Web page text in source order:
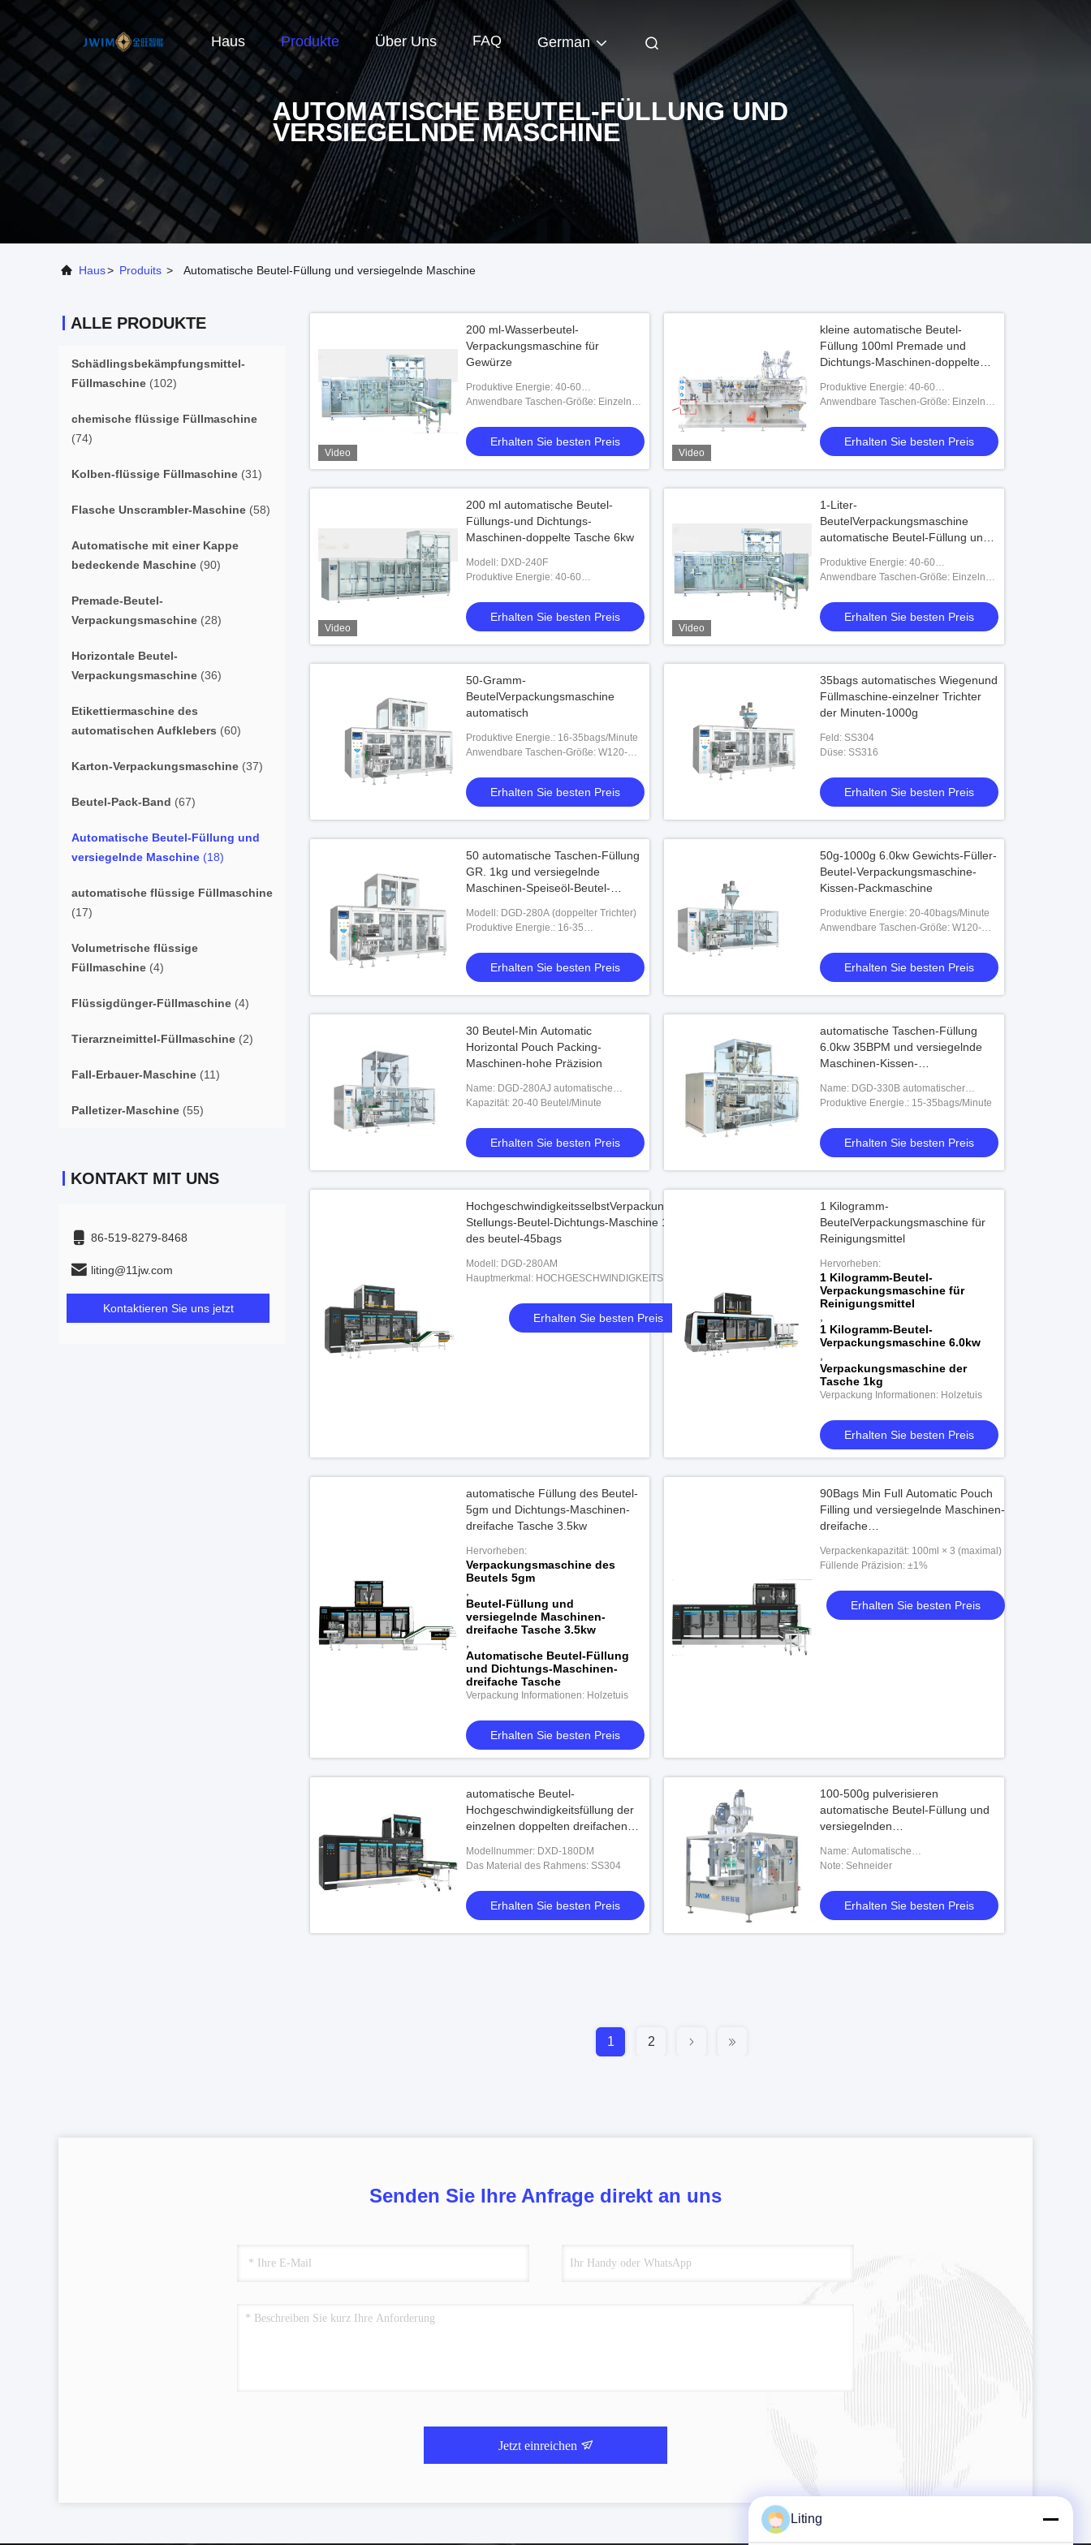
Haus Produkte Über Uns FAQ German
AUTOMATISCHE BEUTEL-FÜLLUNG UND
VERSIEGELNDE MASCHINE
Haus> Produits > Automatische Beutel-Füllung und versiegelnde Maschine
ALLE PRODUKTE
Schädlingsbekämpfungsmittel-
Füllmaschine (102)
chemische flüssige Füllmaschine
(74)
Kolben-flüssige Füllmaschine (31)
Flasche Unscrambler-Maschine (58)
Automatische mit einer Kappe
bedeckende Maschine (90)
Premade-Beutel-
Verpackungsmaschine (28)
Horizontale Beutel-
Verpackungsmaschine (36)
Etikettiermaschine des
automatischen Aufklebers (60)
Karton-Verpackungsmaschine (37)
Beutel-Pack-Band (67)
Automatische Beutel-Füllung und
versiegelnde Maschine (18)
automatische flüssige Füllmaschine
(17)
Volumetrische flüssige
Füllmaschine (4)
Flüssigdünger-Füllmaschine (4)
Tierarzneimittel-Füllmaschine (2)
Fall-Erbauer-Maschine (11)
Palletizer-Maschine (55)
KONTAKT MIT UNS
86-519-8279-8468
liting@11jw.com
Kontaktieren Sie uns jetzt
Video
200 ml-Wasserbeutel-
Verpackungsmaschine für
Gewürze
Produktive Energie: 40-60
Taschen/minimal (einzelne Tasche) (40-
(doppelte Tasche)
Anwendbare Taschen-Größe: Einzelne
hundert und achtzig × 220mm
(Maximum) Duplextasche: (70 + 70)
Erhalten Sie besten Preis
Video
kleine automatische Beutel-
Füllung 100ml Premade und
Dichtungs-Maschinen-doppelte
Produktive Energie: 40-60
Taschen/minimal (einzelne Tasche) (40-
(doppelte Tasche)
Anwendbare Taschen-Größe: Einzelne
hundert und achtzig × 220mm
(Maximum) Duplextasche: (70 + 70)
Erhalten Sie besten Preis
Video
200 ml automatische Beutel-
Füllungs-und Dichtungs-
Maschinen-doppelte Tasche 6kw
Modell: DXD-240F
Produktive Energie: 40-60
60) x2 = 80-120 Taschen/minimal
(doppelte Tasche)
Erhalten Sie besten Preis
Video
1-Liter-
BeutelVerpackungsmaschine
automatische Beutel-Füllung und
Tasche 100Ml
Produktive Energie: 40-60
Taschen/minimal (einzelne Tasche) (40-
(doppelte Tasche)
Anwendbare Taschen-Größe: Einzelne
hundert und achtzig × 220mm
(Maximum) Duplextasche: (70 + 70)
Erhalten Sie besten Preis
50-Gramm-
BeutelVerpackungsmaschine
automatisch
Produktive Energie.: 16-35bags/Minute
Anwendbare Taschen-Größe: W120-
Erhalten Sie besten Preis
35bags automatisches Wiegenund
Füllmaschine-einzelner Trichter
der Minuten-1000g
Feld: SS304
Düse: SS316
Erhalten Sie besten Preis
50 automatische Taschen-Füllung
GR. 1kg und versiegelnde
Maschinen-Speiseöl-Beutel-
Modell: DGD-280A (doppelter Trichter)
Produktive Energie.: 16-35
Erhalten Sie besten Preis
50g-1000g 6.0kw Gewichts-Füller-
Beutel-Verpackungsmaschine-
Kissen-Packmaschine
Produktive Energie: 20-40bags/Minute
Anwendbare Taschen-Größe: W120-
Erhalten Sie besten Preis
30 Beutel-Min Automatic
Horizontal Pouch Packing-
Maschinen-hohe Präzision
Name: DGD-280AJ automatische
horizontale Beutel-
Kapazität: 20-40 Beutel/Minute
Erhalten Sie besten Preis
automatische Taschen-Füllung
6.0kw 35BPM und versiegelnde
Maschinen-Kissen-
Name: DGD-330B automatischer
Beutel-Verpackmaschine
Produktive Energie.: 15-35bags/Minute
Erhalten Sie besten Preis
HochgeschwindigkeitsselbstVerpackungsmaschine-
Stellungs-Beutel-Dichtungs-Maschine 100g 1000g
des beutel-45bags
Modell: DGD-280AM
Hauptmerkmal: HOCHGESCHWINDIGKEITS
Erhalten Sie besten Preis
1 Kilogramm-
BeutelVerpackungsmaschine für
Reinigungsmittel
Hervorheben:
1 Kilogramm-Beutel-
Verpackungsmaschine für
Reinigungsmittel
1 Kilogramm-Beutel-
Verpackungsmaschine 6.0kw
Verpackungsmaschine der
Tasche 1kg
Verpackung Informationen: Holzetuis
Erhalten Sie besten Preis
automatische Füllung des Beutel-
5gm und Dichtungs-Maschinen-
dreifache Tasche 3.5kw
Hervorheben:
Verpackungsmaschine des
Beutels 5gm
Beutel-Füllung und
versiegelnde Maschinen-
dreifache Tasche 3.5kw
Automatische Beutel-Füllung
und Dichtungs-Maschinen-
dreifache Tasche
Verpackung Informationen: Holzetuis
Erhalten Sie besten Preis
90Bags Min Full Automatic Pouch
Filling und versiegelnde Maschinen-
dreifache
Verpackenkapazität: 100ml × 3 (maximal)
Füllende Präzision: ±1%
Erhalten Sie besten Preis
automatische Beutel-
Hochgeschwindigkeitsfüllung der
einzelnen doppelten dreifachen
Maschine
Modellnummer: DXD-180DM
Das Material des Rahmens: SS304
Erhalten Sie besten Preis
100-500g pulverisieren
automatische Beutel-Füllung und
versiegelnden
Name: Automatische
DrehVerpackungsmaschine des beutel-
Note: Sehneider
Erhalten Sie besten Preis
1 2
Senden Sie Ihre Anfrage direkt an uns
Jetzt einreichen
Liting